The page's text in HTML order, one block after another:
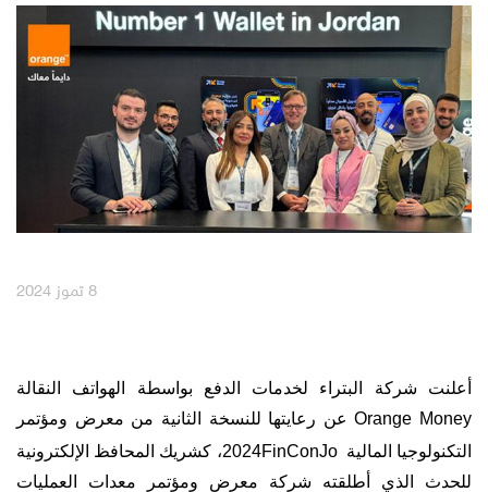
وظائف
English العربية Orange إكسترا
مكافآت Max it
8 تموز 2024
أعلنت شركة البتراء لخدمات الدفع بواسطة الهواتف النقالة
Orange Money عن رعايتها للنسخة الثانية من معرض ومؤتمر
التكنولوجيا المالية FinConJo
2024، كشريك المحافظ الإلكترونية
للحدث الذي أطلقته شركة معرض ومؤتمر معدات العمليات